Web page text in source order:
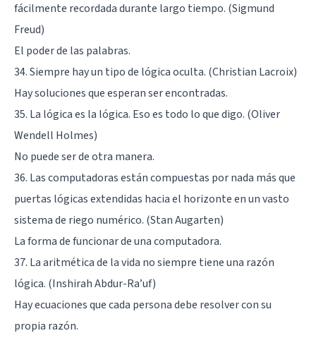
fácilmente recordada durante largo tiempo. (Sigmund
Freud)
El poder de las palabras.
34. Siempre hay un tipo de lógica oculta. (Christian Lacroix)
Hay soluciones que esperan ser encontradas.
35. La lógica es la lógica. Eso es todo lo que digo. (Oliver
Wendell Holmes)
No puede ser de otra manera.
36. Las computadoras están compuestas por nada más que
puertas lógicas extendidas hacia el horizonte en un vasto
sistema de riego numérico. (Stan Augarten)
La forma de funcionar de una computadora.
37. La aritmética de la vida no siempre tiene una razón
lógica. (Inshirah Abdur-Ra’uf)
Hay ecuaciones que cada persona debe resolver con su
propia razón.